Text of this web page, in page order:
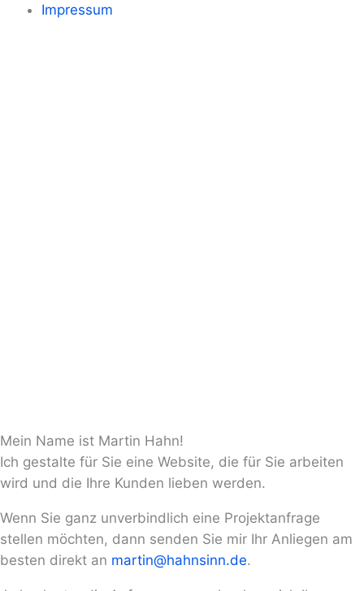
Impressum
Mein Name ist Martin Hahn!
Ich gestalte für Sie eine Website, die für Sie arbeiten
wird und die Ihre Kunden lieben werden.
Wenn Sie ganz unverbindlich eine Projektanfrage
stellen möchten, dann senden Sie mir Ihr Anliegen am
besten direkt an martin@hahnsinn.de.